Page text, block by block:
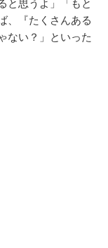
と思うよ」「もと
、『たくさんある
ない？」といった